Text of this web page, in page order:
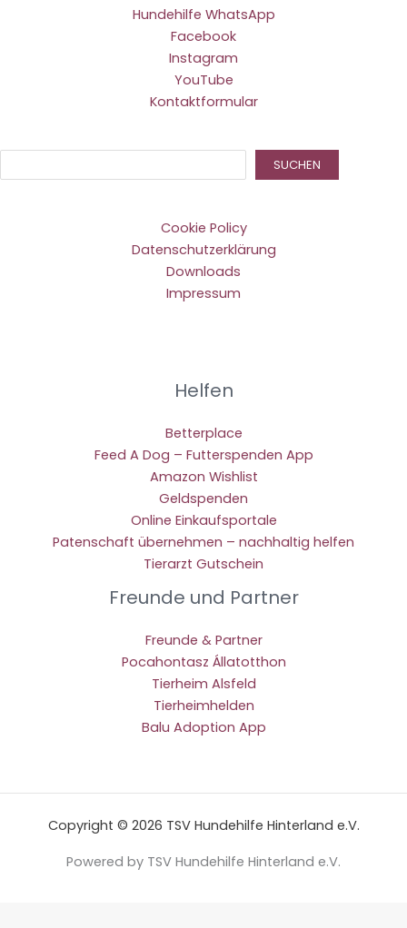
Hundehilfe WhatsApp
Facebook
Instagram
YouTube
Kontaktformular
SUCHEN
Cookie Policy
Datenschutzerklärung
Downloads
Impressum
Helfen
Betterplace
Feed A Dog – Futterspenden App
Amazon Wishlist
Geldspenden
Online Einkaufsportale
Patenschaft übernehmen – nachhaltig helfen
Tierarzt Gutschein
Freunde und Partner
Freunde & Partner
Pocahontasz Állatotthon
Tierheim Alsfeld
Tierheimhelden
Balu Adoption App
Copyright © 2026 TSV Hundehilfe Hinterland e.V.
Powered by TSV Hundehilfe Hinterland e.V.